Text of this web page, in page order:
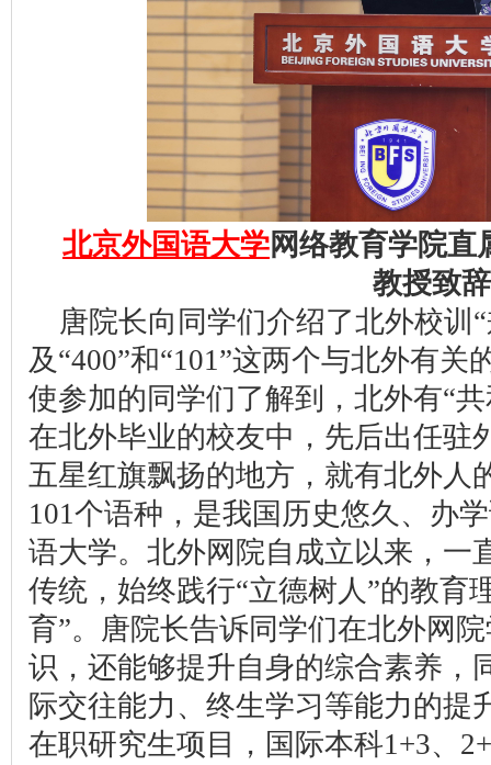
北京外国语大学网络教育学院直
教授致辞
唐院长向同学们介绍了北外校训
及“400”和“101”这两个与北外有
使参加的同学们了解到，北外有“
在北外毕业的校友中，先后出任驻
五星红旗飘扬的地方，就有北外人
101个语种，是我国历史悠久、办
语大学。北外网院自成立以来，一
传统，始终践行“立德树人”的教育
育”。唐院长告诉同学们在北外网
识，还能够提升自身的综合素养，
际交往能力、终生学习等能力的提
在职研究生项目，国际本科1+3、